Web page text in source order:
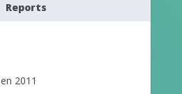
Reports
2011